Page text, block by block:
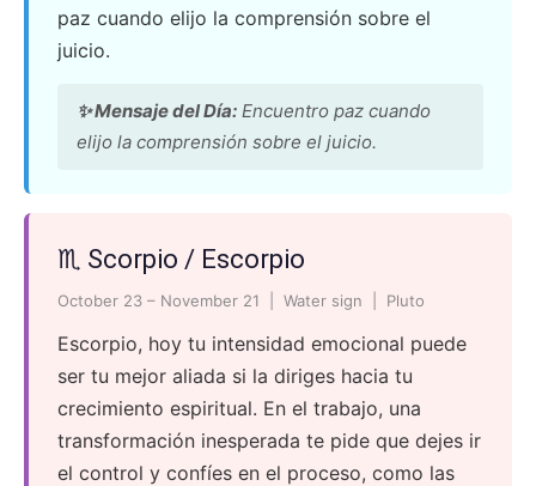
paz cuando elijo la comprensión sobre el
juicio.
✨ Mensaje del Día: Encuentro paz cuando
elijo la comprensión sobre el juicio.
♏ Scorpio / Escorpio
October 23 – November 21 | Water sign | Pluto
Escorpio, hoy tu intensidad emocional puede
ser tu mejor aliada si la diriges hacia tu
crecimiento espiritual. En el trabajo, una
transformación inesperada te pide que dejes ir
el control y confíes en el proceso, como las